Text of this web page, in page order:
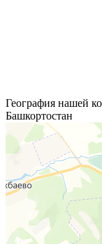
География нашей
Башкортостан